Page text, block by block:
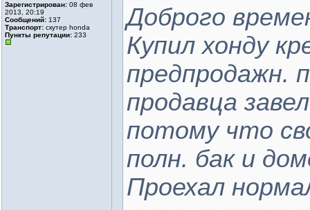
Зарегистрирован: 08 фев
2013, 20:19
Сообщений: 137
Транспорт: скутер honda
Пункты репутации: 233
Доброго
Купил хонду
предпродажн.
продавца
потому что
полн. бак и
Проехал